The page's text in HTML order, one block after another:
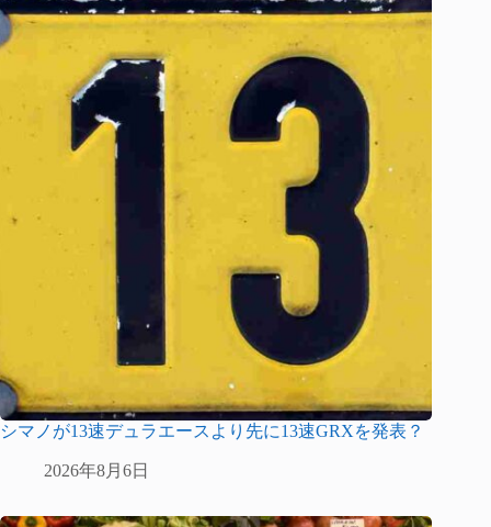
シマノが13速デュラエースより先に13速GRXを発表？
2026年8月6日